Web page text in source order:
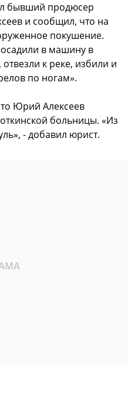
бывший продюсер
и сообщил, что на
покушение.
в машину в
к реке, избили и
по ногам».
Юрий Алексеев
больницы. «Из
- добавил юрист.